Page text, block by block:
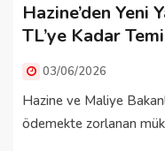
Hazine’den Yeni
TL’ye Kadar
03/06/2026
Hazine ve Maliye
ödemekte zorlanan